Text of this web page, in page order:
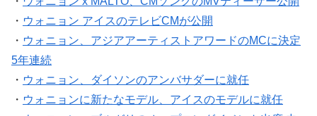
ウォニョン アイスのテレビCMが公開
ウォニョン、アジアアーティストアワードのMCに決定
5年連続
・ウォニョン、ダイソンのアンバサダーに就任
ウォニョンに新たなモデル、アイスのモデルに就任
ウォニョン、ブルガリのオープニングイベント出席 中